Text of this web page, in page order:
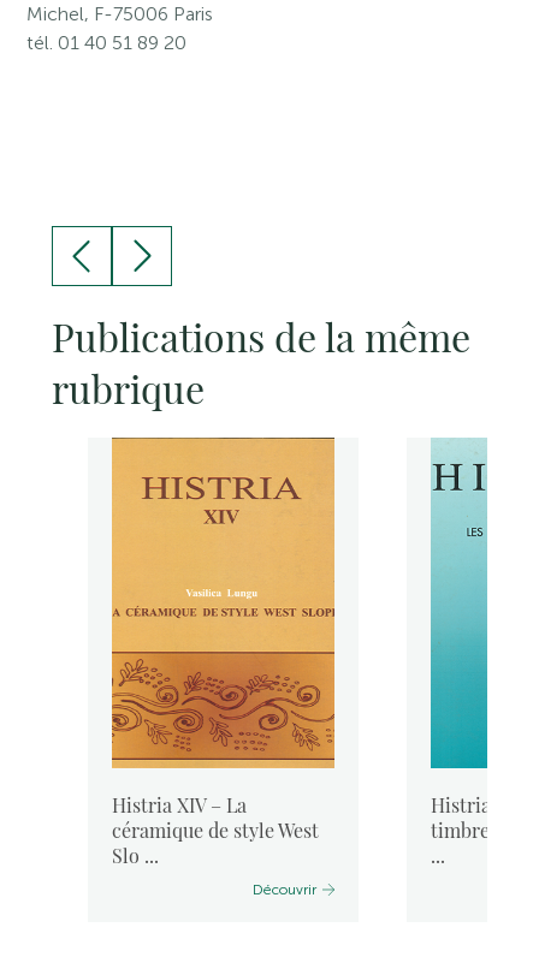
Michel, F-75006 Paris
tél. 01 40 51 89 20
Publications de la même
rubrique
Histria XIV – La
céramique de style West
Slo ...
Découvrir
Histria VIII-
timbres
...